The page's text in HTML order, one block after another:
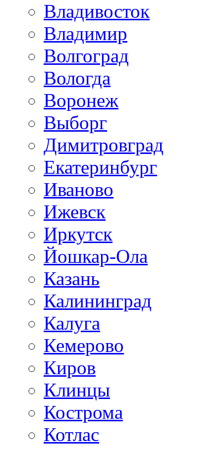
Владивосток
Владимир
Волгоград
Вологда
Воронеж
Выборг
Димитровград
Екатеринбург
Иваново
Ижевск
Иркутск
Йошкар-Ола
Казань
Калининград
Калуга
Кемерово
Киров
Клинцы
Кострома
Котлас